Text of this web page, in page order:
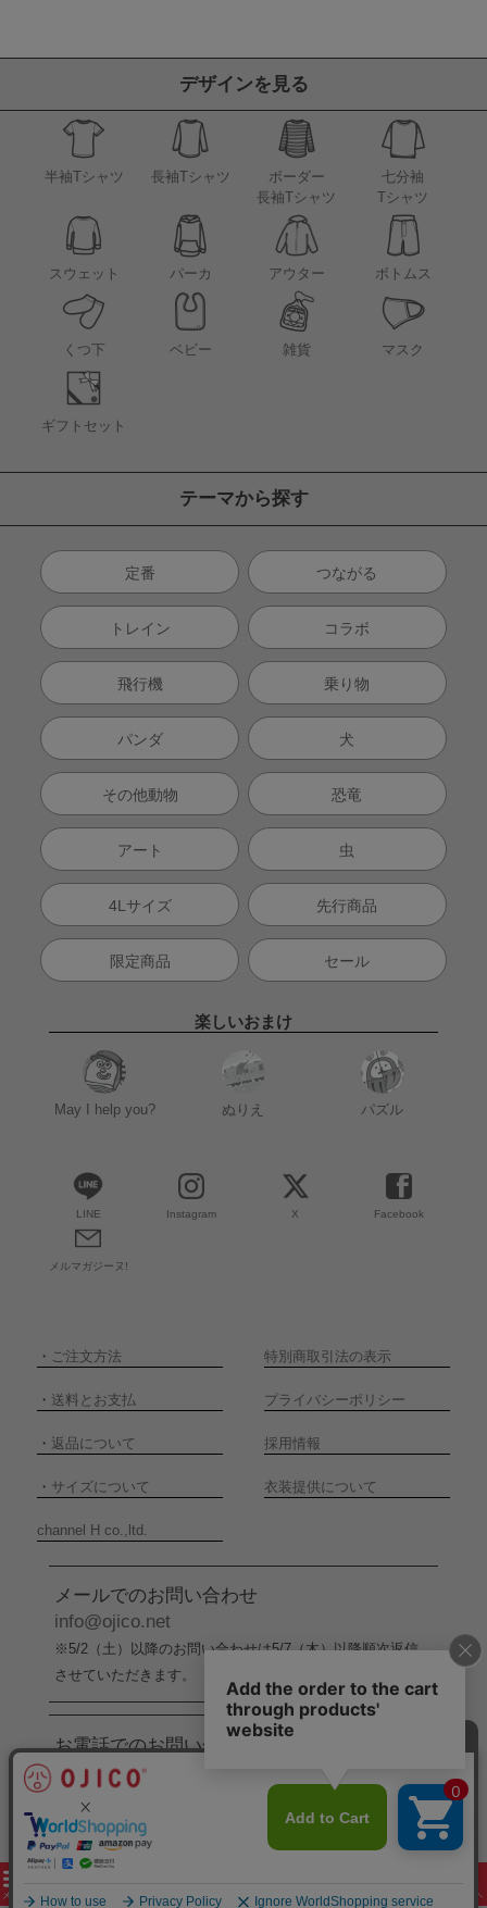
デザインを見る
半袖Tシャツ 長袖Tシャツ
ボーダー
長袖Tシャツ
七分袖
Tシャツ
スウェット パーカ アウター ボトムス
くつ下 ベビー 雑貨 マスク
ギフトセット
テーマから探す
定番 つながる
トレイン コラボ
飛行機 乗り物
パンダ 犬
その他動物 恐竜
アート 虫
4Lサイズ 先行商品
限定商品 セール
楽しいおまけ
May I help you? ぬりえ パズル
LINE Instagram X Facebook
メルマガジーヌ!
・ ご注文方法 特別商取引法の表示
・ 送料とお支払 プライバシーポリシー
・ 返品について 採用情報
・ サイズについて 衣装提供について
channel H co.,ltd.
メールでのお問い合わせ
info@ojico.net
※5/2（土）以降のお問い合わせは5/7（木）以降順次返信
させていただきます。
お電話でのお問い合わせ
076-246-5050
※5/2（土）から5/6（水）までの間はお電話でのお問い合
わせ受付をお休みさせていただきます。